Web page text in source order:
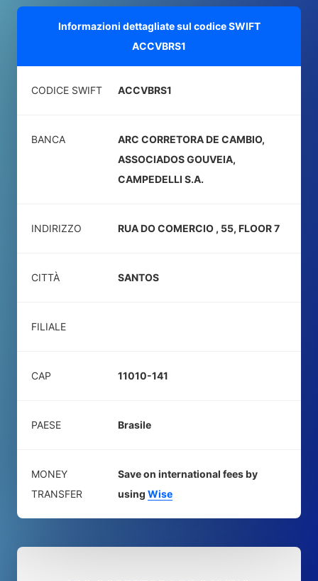
Informazioni dettagliate sul codice SWIFT
ACCVBRS1
CODICE SWIFT ACCVBRS1
BANCA
ARC CORRETORA DE CAMBIO,
ASSOCIADOS GOUVEIA,
CAMPEDELLI S.A.
INDIRIZZO RUA DO COMERCIO , 55, FLOOR 7
CITTÀ SANTOS
FILIALE
CAP 11010-141
PAESE Brasile
MONEY
TRANSFER
Save on international fees by
using Wise